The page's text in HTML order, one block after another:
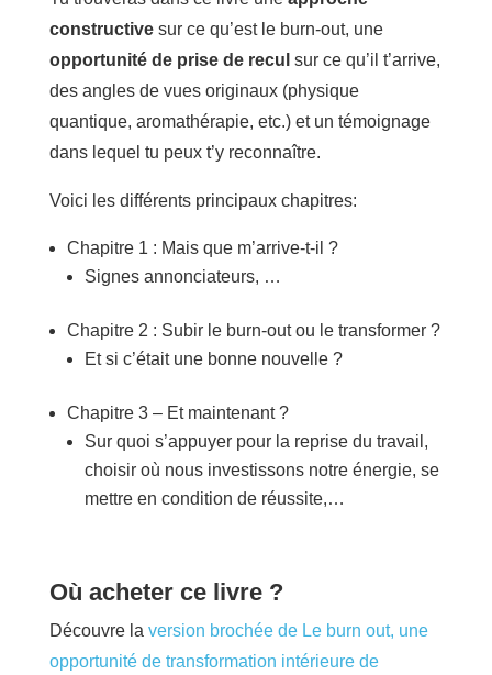
constructivesur ce qu’est le burn-out, une
opportunité de prise de recul sur ce qu’il t’arrive,
des angles de vues originaux (physique
quantique, aromathérapie, etc.) et un témoignage
dans lequel tu peux t’y reconnaître.
Voici les différents principaux chapitres:
Chapitre 1 : Mais que m’arrive-t-il ?
Signes annonciateurs, …
Chapitre 2 : Subir le burn-out ou le transformer ?
Et si c’était une bonne nouvelle ?
Chapitre 3 – Et maintenant ?
Sur quoi s’appuyer pour la reprise du travail,
choisir où nous investissons notre énergie, se
mettre en condition de réussite,…
Où acheter ce livre ?
Découvre la version brochée de Le burn out, une
opportunité de transformation intérieure de